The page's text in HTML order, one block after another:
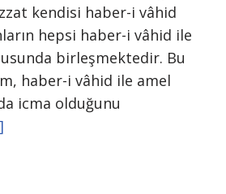
kendisi haber-i vâhid
hepsi haber-i vâhid ile
birleşmektedir. Bu
haber-i vâhid ile amel
icma olduğunu